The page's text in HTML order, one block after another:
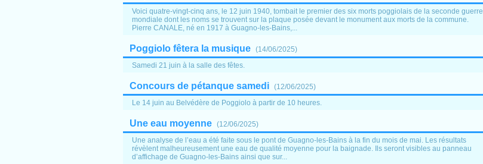
Voici quatre-vingt-cinq ans, le 12 juin 1940, tombait le premier des six morts poggiolais de la seconde guerre
mondiale dont les noms se trouvent sur la plaque posée devant le monument aux morts de la commune.
Pierre CANALE, né en 1917 à Guagno-les-Bains,...
Poggiolo fêtera la musique (14/06/2025)
Samedi 21 juin à la salle des fêtes.
Concours de pétanque samedi (12/06/2025)
Le 14 juin au Belvédère de Poggiolo à partir de 10 heures.
Une eau moyenne (12/06/2025)
Une analyse de l’eau a été faite sous le pont de Guagno-les-Bains à la fin du mois de mai. Les résultats
révèlent malheureusement une eau de qualité moyenne pour la baignade. Ils seront visibles au panneau
d’affichage de Guagno-les-Bains ainsi que sur...